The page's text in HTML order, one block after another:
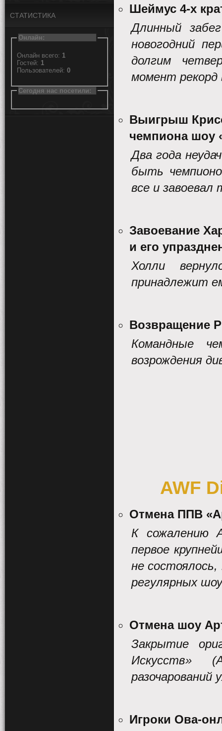
СТАТИСТИКА
Онлайн:
Онлайн всего: 1
Гостей: 1
Пользователей: 0
Сегодня нас посетили:
Шеймус 4-х
Длинный
новогодний
долгим
момент рекорд
Выигрыш
чемпиона шоу
Два года
быть
все и завоевал
Завоевание
и его
Холли
принадлежит
Возвращение
Командные
возрождения
AWF
Отмена ППВ
К сожалению
первое
не
регулярных
Отмена шоу
Закрытие
Искусств»
разочарований
Игроки Ова-